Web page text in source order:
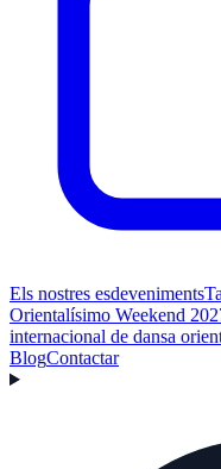
Els nostres esdeveniments
Orientalísimo Weekend
internacional de dansa
BlogContactar